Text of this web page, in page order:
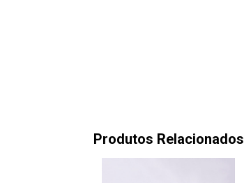
Produtos Relacionados